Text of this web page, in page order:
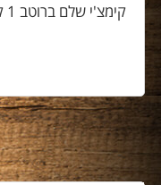
קימצ'י שלם ברוטב 1 ק''ג